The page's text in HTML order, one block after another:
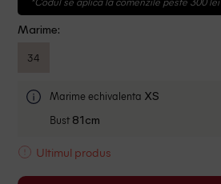
Marime:
34
Marime echivalenta XS
Bust 81cm
Ultimul produs